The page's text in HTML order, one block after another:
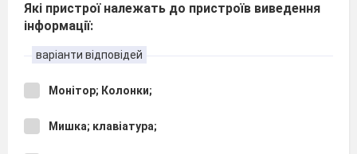
Які пристрої належать до пристроїв виведення
інформації:
варіанти відповідей
Монітор; Колонки;
Мишка; клавіатура;